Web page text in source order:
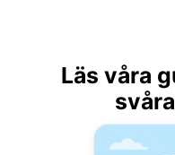
Läs våra